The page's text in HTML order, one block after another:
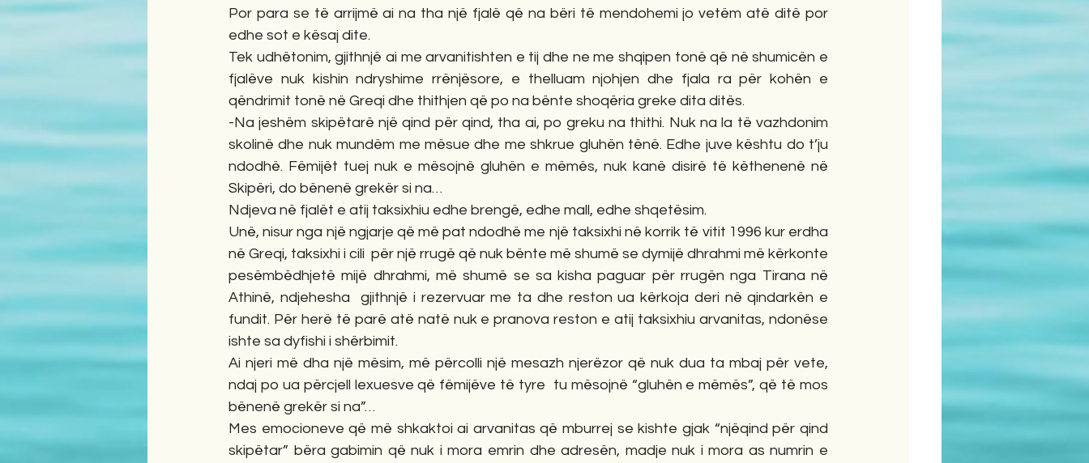
Por para se të arrijmë ai na tha një fjalë që na bëri të mendohemi jo vetëm atë ditë por
edhe sot e kësaj dite.
Tek udhëtonim, gjithnjë ai me arvanitishten e tij dhe ne me shqipen tonë që në shumicën e
fjalëve nuk kishin ndryshime rrënjësore, e thelluam njohjen dhe fjala ra për kohën e
qëndrimit tonë në Greqi dhe thithjen që po na bënte shoqëria greke dita ditës.
-Na jeshëm skipëtarë një qind për qind, tha ai, po greku na thithi. Nuk na la të vazhdonim
skolinë dhe nuk mundëm me mësue dhe me shkrue gluhën tënë. Edhe juve kështu do t’ju
ndodhë. Fëmijët tuej nuk e mësojnë gluhën e mëmës, nuk kanë disirë të këthenenë në
Skipëri, do bënenë grekër si na…
Ndjeva në fjalët e atij taksixhiu edhe brengë, edhe mall, edhe shqetësim.
Unë, nisur nga një ngjarje që më pat ndodhë me një taksixhi në korrik të vitit 1996 kur erdha
në Greqi, taksixhi i cili  për një rrugë që nuk bënte më shumë se dymijë dhrahmi më kërkonte
pesëmbëdhjetë mijë dhrahmi, më shumë se sa kisha paguar për rrugën nga Tirana në
Athinë, ndjehesha  gjithnjë i rezervuar me ta dhe reston ua kërkoja deri në qindarkën e
fundit. Për herë të parë atë natë nuk e pranova reston e atij taksixhiu arvanitas, ndonëse
ishte sa dyfishi i shërbimit.
Ai njeri më dha një mësim, më përcolli një mesazh njerëzor që nuk dua ta mbaj për vete,
ndaj po ua përcjell lexuesve që fëmijëve të tyre  tu mësojnë “gluhën e mëmës”, që të mos
bënenë grekër si na”…
Mes emocioneve që më shkaktoi ai arvanitas që mburrej se kishte gjak “njëqind për qind
skipëtar” bëra gabimin që nuk i mora emrin dhe adresën, madje nuk i mora as numrin e